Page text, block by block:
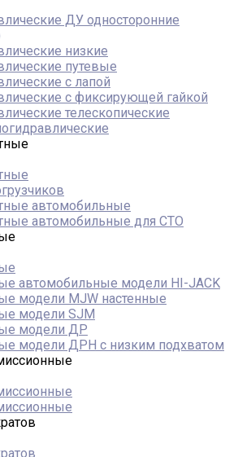
ДУ односторонние
низкие
путевые
с лапой
с фиксирующей гайкой
телескопические
автомобильные
автомобильные для СТО
автомобильные модели HI-JACK
модели MJW настенные
модели SJM
модели ДР
модели ДРН с низким подхватом